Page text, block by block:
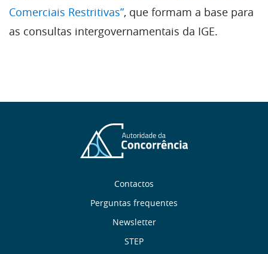
Comerciais Restritivas”, que formam a base para
as consultas intergovernamentais da IGE.
Contactos
Perguntas frequentes
Newsletter
STEP